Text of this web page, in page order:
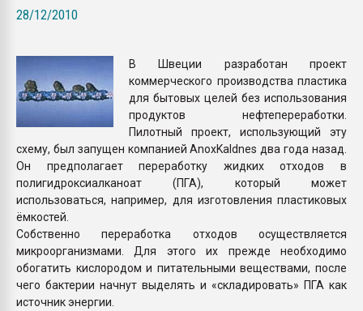
ПЕРЕЙТИ НА
28/12/2010
В Швеции разработан проект
коммерческого производства пластика
для бытовых целей без использования
продуктов нефтепереработки.
Пилотный проект, использующий эту
схему, был запущен компанией AnoxKaldnes два года назад.
Он предполагает переработку жидких отходов в
полигидроксиалканоат (ПГА), который может
использоваться, например, для изготовления пластиковых
ёмкостей.
Собственно переработка отходов осуществляется
микроорганизмами. Для этого их прежде необходимо
обогатить кислородом и питательными веществами, после
чего бактерии начнут выделять и «складировать» ПГА как
источник энергии.